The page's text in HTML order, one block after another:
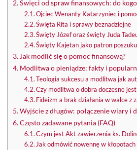
Święci od spraw finansowych: do
Ojciec Wenanty Katarzyniec i
Święta Rita i sprawy beznadziejne
Święty Józef oraz święty Juda
Święty Kajetan jako patron
Jak modlić się o pomoc finansową?
Modlitwa o pieniądze: fakty i
Teologia sukcesu a modlitwa jak
Czy modlitwa o dobra doczesne
Fideizm a brak działania w walce z
Wyjście z długów: połączenie wiary i
Często zadawane pytania (FAQ)
Czym jest Akt zawierzenia ks.
Jak odmówić nowennę w